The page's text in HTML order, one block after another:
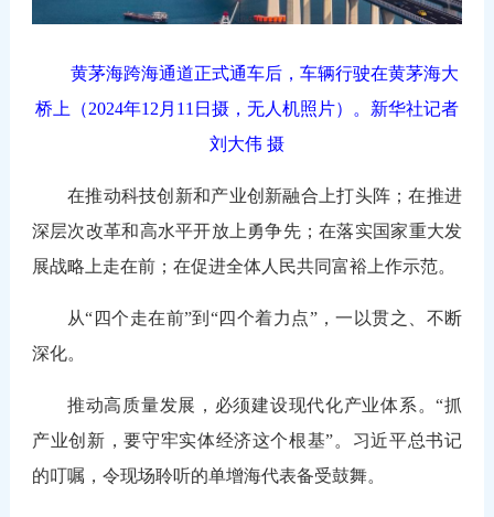
黄茅海跨海通道正式通车后，车辆行驶在黄茅海大
桥上（2024年12月11日摄，无人机照片）。新华社记者
刘大伟 摄
在推动科技创新和产业创新融合上打头阵；在推进
深层次改革和高水平开放上勇争先；在落实国家重大发
展战略上走在前；在促进全体人民共同富裕上作示范。
从“四个走在前”到“四个着力点”，一以贯之、不断
深化。
推动高质量发展，必须建设现代化产业体系。“抓
产业创新，要守牢实体经济这个根基”。习近平总书记
的叮嘱，令现场聆听的单增海代表备受鼓舞。